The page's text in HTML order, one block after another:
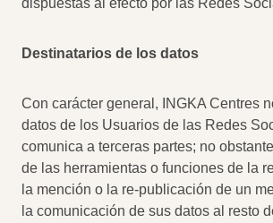
dispuestas al efecto por las Redes
Destinatarios de los datos
Con carácter general, INGKA Centres
datos de los Usuarios de las Redes
comunica a terceras partes; no
de las herramientas o funciones de la
la mención o la re-publicación de un
la comunicación de sus datos al resto